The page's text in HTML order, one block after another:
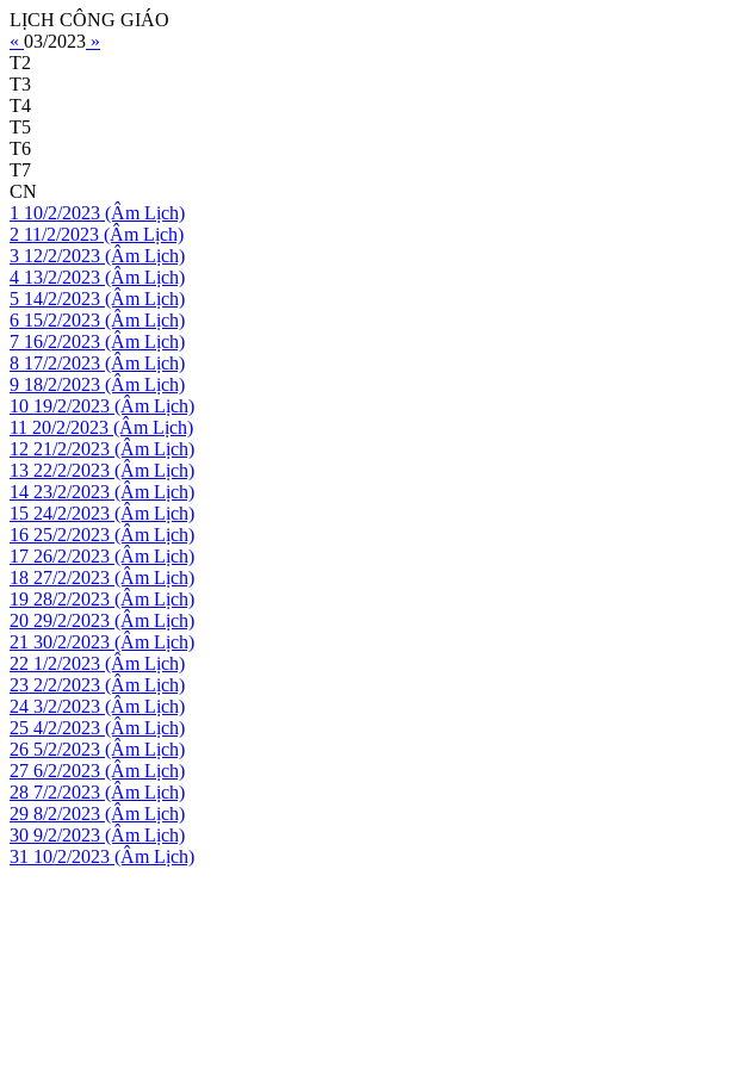
LỊCH CÔNG GIÁO
« 03/2023 »
T2
T3
T4
T5
T6
T7
CN
1 10/2/2023 (Âm Lịch)
2 11/2/2023 (Âm Lịch)
3 12/2/2023 (Âm Lịch)
4 13/2/2023 (Âm Lịch)
5 14/2/2023 (Âm Lịch)
6 15/2/2023 (Âm Lịch)
7 16/2/2023 (Âm Lịch)
8 17/2/2023 (Âm Lịch)
9 18/2/2023 (Âm Lịch)
10 19/2/2023 (Âm Lịch)
11 20/2/2023 (Âm Lịch)
12 21/2/2023 (Âm Lịch)
13 22/2/2023 (Âm Lịch)
14 23/2/2023 (Âm Lịch)
15 24/2/2023 (Âm Lịch)
16 25/2/2023 (Âm Lịch)
17 26/2/2023 (Âm Lịch)
18 27/2/2023 (Âm Lịch)
19 28/2/2023 (Âm Lịch)
20 29/2/2023 (Âm Lịch)
21 30/2/2023 (Âm Lịch)
22 1/2/2023 (Âm Lịch)
23 2/2/2023 (Âm Lịch)
24 3/2/2023 (Âm Lịch)
25 4/2/2023 (Âm Lịch)
26 5/2/2023 (Âm Lịch)
27 6/2/2023 (Âm Lịch)
28 7/2/2023 (Âm Lịch)
29 8/2/2023 (Âm Lịch)
30 9/2/2023 (Âm Lịch)
31 10/2/2023 (Âm Lịch)